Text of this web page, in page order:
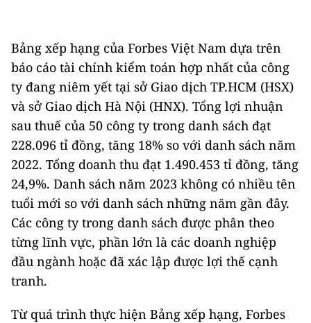
Bảng xếp hạng của Forbes Việt Nam dựa trên
báo cáo tài chính kiểm toán hợp nhất của công
ty đang niêm yết tại sở Giao dịch TP.HCM (HSX)
và sở Giao dịch Hà Nội (HNX). Tổng lợi nhuận
sau thuế của 50 công ty trong danh sách đạt
228.096 tỉ đồng, tăng 18% so với danh sách năm
2022. Tổng doanh thu đạt 1.490.453 tỉ đồng, tăng
24,9%. Danh sách năm 2023 không có nhiều tên
tuổi mới so với danh sách những năm gần đây.
Các công ty trong danh sách được phân theo
từng lĩnh vực, phần lớn là các doanh nghiệp
đầu ngành hoặc đã xác lập được lợi thế cạnh
tranh.
Từ quá trình thực hiện Bảng xếp hạng, Forbes